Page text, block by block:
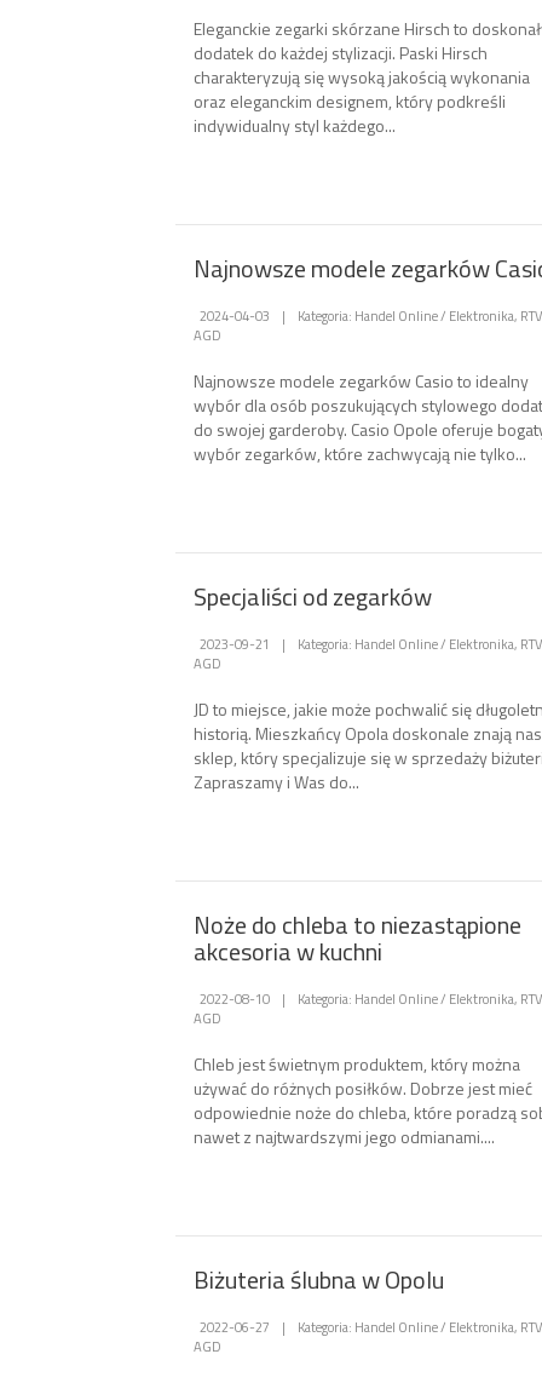
Eleganckie zegarki skórzane Hirsch to
dodatek do każdej stylizacji. Paski Hirsch
charakteryzują się wysoką jakością wykonania
oraz eleganckim designem, który podkreśli
indywidualny styl każdego...
Najnowsze modele zegarków
2024-04-03 |
Kategoria: Handel Online / Elektronika,
AGD
Najnowsze modele zegarków Casio to idealny
wybór dla osób poszukujących stylowego
do swojej garderoby. Casio Opole oferuje
wybór zegarków, które zachwycają nie tylko...
Specjaliści od zegarków
2023-09-21 |
Kategoria: Handel Online / Elektronika,
AGD
JD to miejsce, jakie może pochwalić się
historią. Mieszkańcy Opola doskonale znają
sklep, który specjalizuje się w sprzedaży
Zapraszamy i Was do...
Noże do chleba to niezastąpione
akcesoria w kuchni
2022-08-10 |
Kategoria: Handel Online / Elektronika,
AGD
Chleb jest świetnym produktem, który można
używać do różnych posiłków. Dobrze jest mieć
odpowiednie noże do chleba, które poradzą
nawet z najtwardszymi jego odmianami....
Biżuteria ślubna w Opolu
2022-06-27 |
Kategoria: Handel Online / Elektronika,
AGD